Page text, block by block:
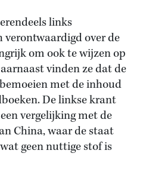
links
verontwaardigd over de
om ook te wijzen op
vinden ze dat de
met de inhoud
De linkse krant
vergelijking met de
China, waar de staat
geen nuttige stof is